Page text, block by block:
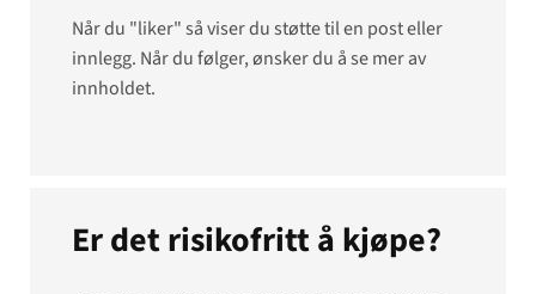
Når du "liker" så viser du støtte til en post eller
innlegg. Når du følger, ønsker du å se mer av
innholdet.
Er det risikofritt å kjøpe?